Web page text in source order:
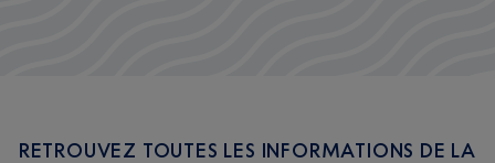
RETROUVEZ TOUTES LES INFORMATIONS DE LA